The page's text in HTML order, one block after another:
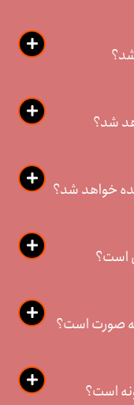
شد؟
خواهد شد؟
است؟
چه صورت است؟
است؟